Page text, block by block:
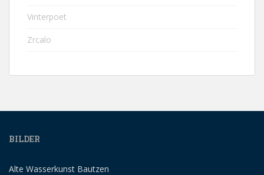
Vinterpoet
Zrcalo
BILDER
Alte Wasserkunst Bautzen